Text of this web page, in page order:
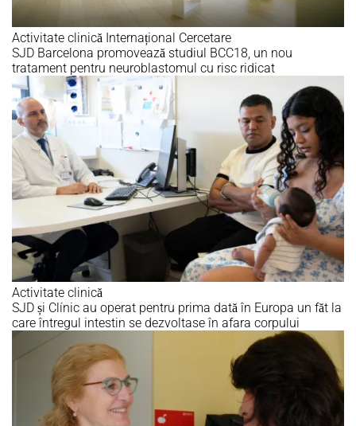
Activitate clinică Internațional Cercetare
SJD Barcelona promovează studiul BCC18, un nou
tratament pentru neuroblastomul cu risc ridicat
Activitate clinică
SJD și Clínic au operat pentru prima dată în Europa un făt la
care întregul intestin se dezvoltase în afara corpului